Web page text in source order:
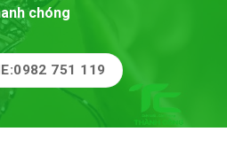
chóng
751 119